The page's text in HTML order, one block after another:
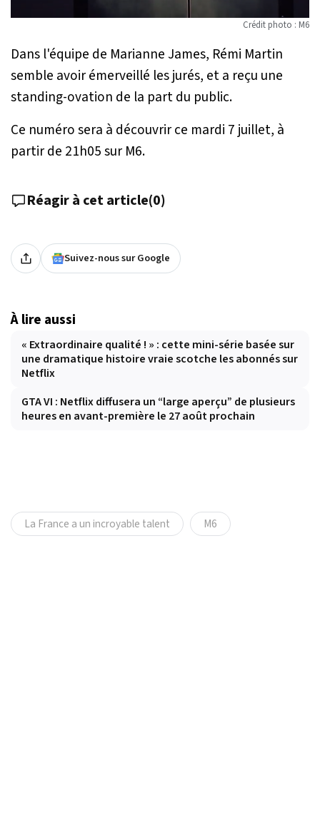
Crédit photo : M6
Dans l'équipe de Marianne James, Rémi Martin
semble avoir émerveillé les jurés, et a reçu une
standing-ovation de la part du public.
Ce numéro sera à découvrir ce mardi 7 juillet, à
partir de 21h05 sur M6.
Réagir à cet article(0)
Suivez-nous sur Google
À lire aussi
« Extraordinaire qualité ! » : cette mini-série basée sur
une dramatique histoire vraie scotche les abonnés sur
Netflix
GTA VI : Netflix diffusera un “large aperçu” de plusieurs
heures en avant-première le 27 août prochain
La France a un incroyable talent M6